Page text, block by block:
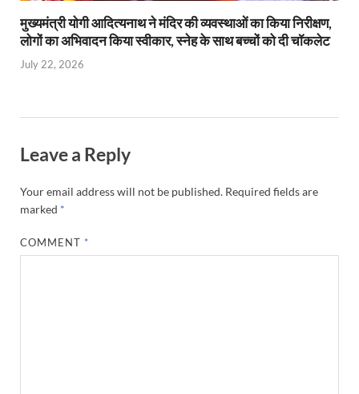
मुख्यमंत्री योगी आदित्यनाथ ने मंदिर की व्यवस्थाओं का किया निरीक्षण,
लोगों का अभिवादन किया स्वीकार, स्नेह के साथ बच्चों को दी चॉकलेट
July 22, 2026
Leave a Reply
Your email address will not be published. Required fields are
marked *
COMMENT *